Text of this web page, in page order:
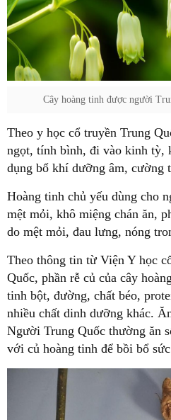
Cây hoàng tinh được người
Theo y học cổ truyền Trung
ngọt, tính bình, đi vào kinh tỳ,
dụng bổ khí dưỡng âm, cường
Hoàng tinh chủ yếu dùng cho
mệt mỏi, khô miệng chán ăn,
do mệt mỏi, đau lưng, nóng
Theo thông tin từ Viện Y học
Quốc, phần rễ củ của cây
tinh bột, đường, chất béo,
nhiều chất dinh dưỡng khác.
Người Trung Quốc thường ăn
với củ hoàng tinh để bồi bổ